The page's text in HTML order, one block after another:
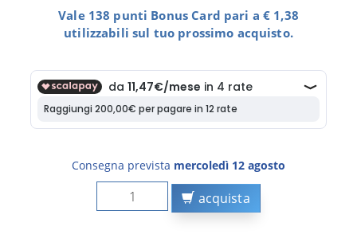
Vale 138 punti Bonus Card pari a € 1,38
utilizzabili sul tuo prossimo acquisto.
Consegna prevista mercoledì 12 agosto
acquista